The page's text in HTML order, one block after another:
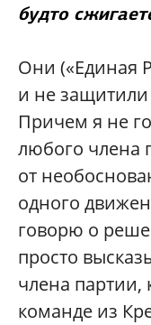
будто
Они («Единая
и не защитили
Причем я не
любого члена
от
одного
говорю о
просто
члена партии,
команде из